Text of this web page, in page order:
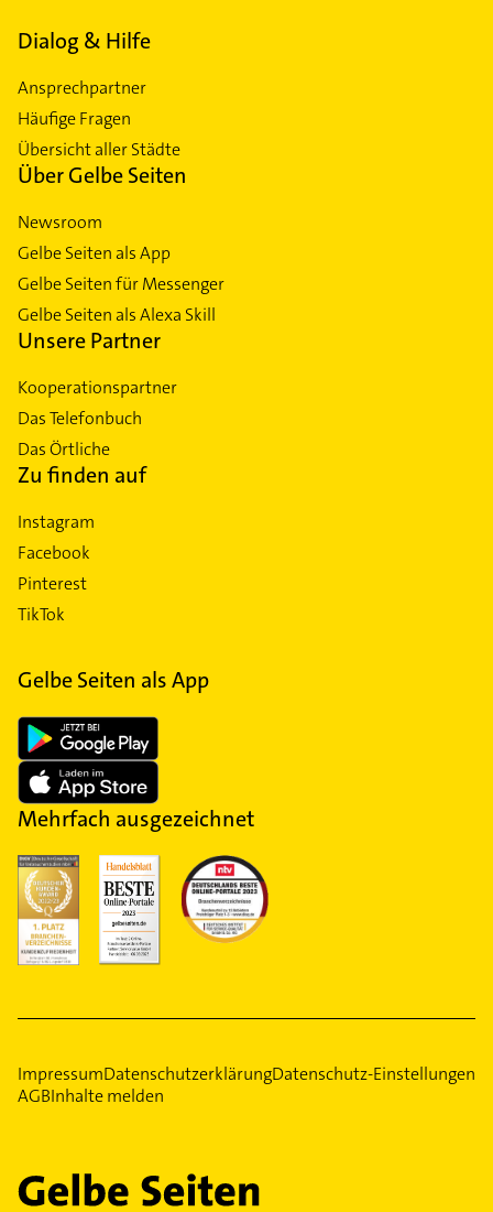
Dialog & Hilfe
Ansprechpartner
Häufige Fragen
Übersicht aller Städte
Über Gelbe Seiten
Newsroom
Gelbe Seiten als App
Gelbe Seiten für Messenger
Gelbe Seiten als Alexa Skill
Unsere Partner
Kooperationspartner
Das Telefonbuch
Das Örtliche
Zu finden auf
Instagram
Facebook
Pinterest
TikTok
Gelbe Seiten als App
Mehrfach ausgezeichnet
ImpressumDatenschutzerklärungDatenschutz-Einstellungen
AGBInhalte melden